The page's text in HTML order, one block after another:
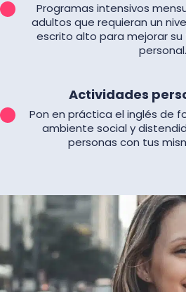
Programas intensivos
adultos que requieran un
escrito alto para mejorar
personal.
Actividades
Pon en práctica el inglés de
ambiente social y
personas con tus